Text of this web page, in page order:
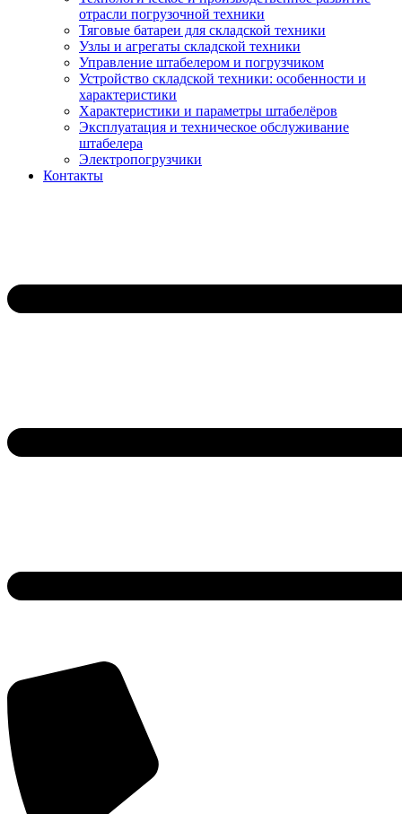
отрасли погрузочной техники
Тяговые батареи для складской техники
Узлы и агрегаты складской техники
Управление штабелером и погрузчиком
Устройство складской техники: особенности и
характеристики
Характеристики и параметры штабелёров
Эксплуатация и техническое обслуживание
штабелера
Электропогрузчики
Контакты